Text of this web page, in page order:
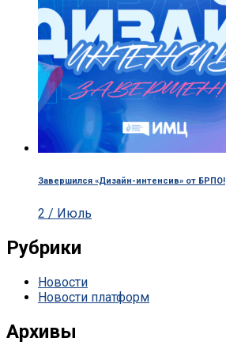
Завершился «Дизайн-интенсив» от БРПО!
2 / Июль
Рубрики
Новости
Новости платформ
Архивы